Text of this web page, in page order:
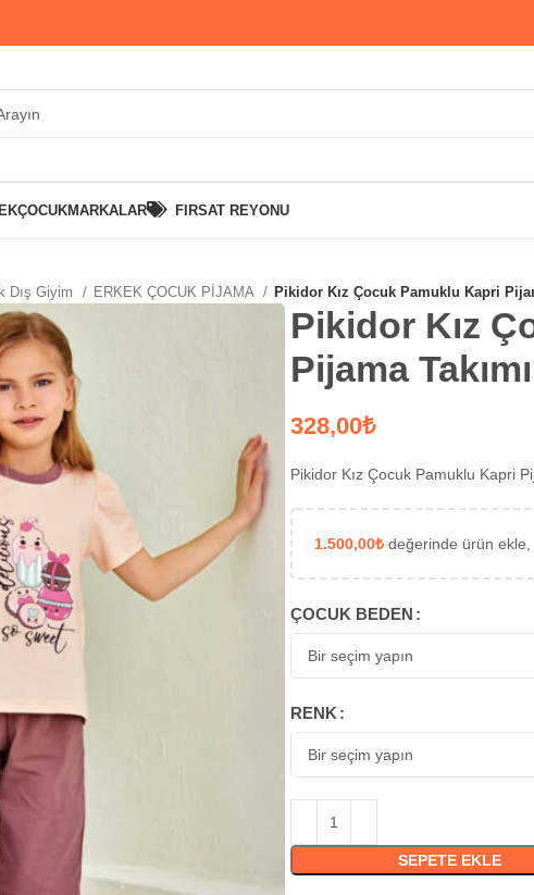
ÇOCUKMARKALAR FIRSAT REYONU
Dış Giyim ERKEK ÇOCUK PİJAMA Pikidor Kız Çocuk Pamuklu Kapri
Pikidor Kız
Pijama
₺
Pikidor Kız Çocuk Pamuklu Kapri
1.500,00₺ değerinde ürün
ÇOCUK BEDEN
RENK
SEPETE EKLE